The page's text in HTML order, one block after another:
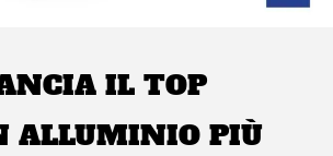
IL TOP
ALLUMINIO PIÙ